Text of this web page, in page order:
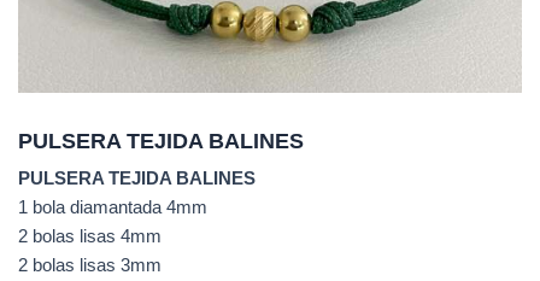
PULSERA TEJIDA BALINES
PULSERA TEJIDA BALINES
1 bola diamantada 4mm
2 bolas lisas 4mm
2 bolas lisas 3mm